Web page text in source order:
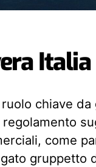
Italia
chiave da
come
gruppetto